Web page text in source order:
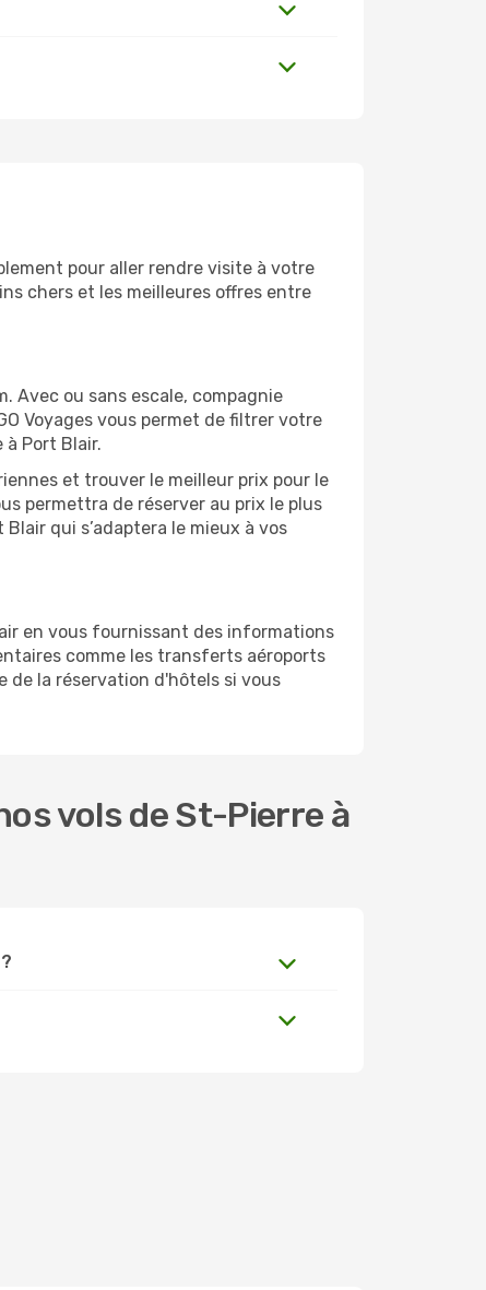
pour aller rendre visite à votre
chers et les meilleures offres entre
Avec ou sans escale, compagnie
Voyages vous permet de filtrer votre
Port Blair.
et trouver le meilleur prix pour le
permettra de réserver au prix le plus
qui s’adaptera le mieux à vos
en vous fournissant des informations
comme les transferts aéroports
de la réservation d'hôtels si vous
vols de St-Pierre à